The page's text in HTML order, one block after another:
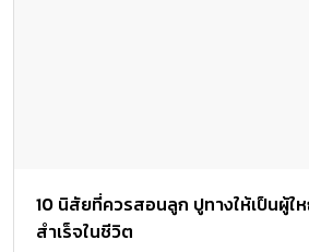
10 นิสัยที่ควรสอนลูก ปูทางให้เป็นผู้
สำเร็จในชีวิต